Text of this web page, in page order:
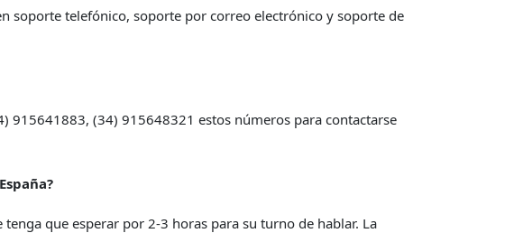
soporte telefónico, soporte por correo electrónico y soporte de
915641883, (34) 915648321 estos números para contactarse
que esperar por 2-3 horas para su turno de hablar. La